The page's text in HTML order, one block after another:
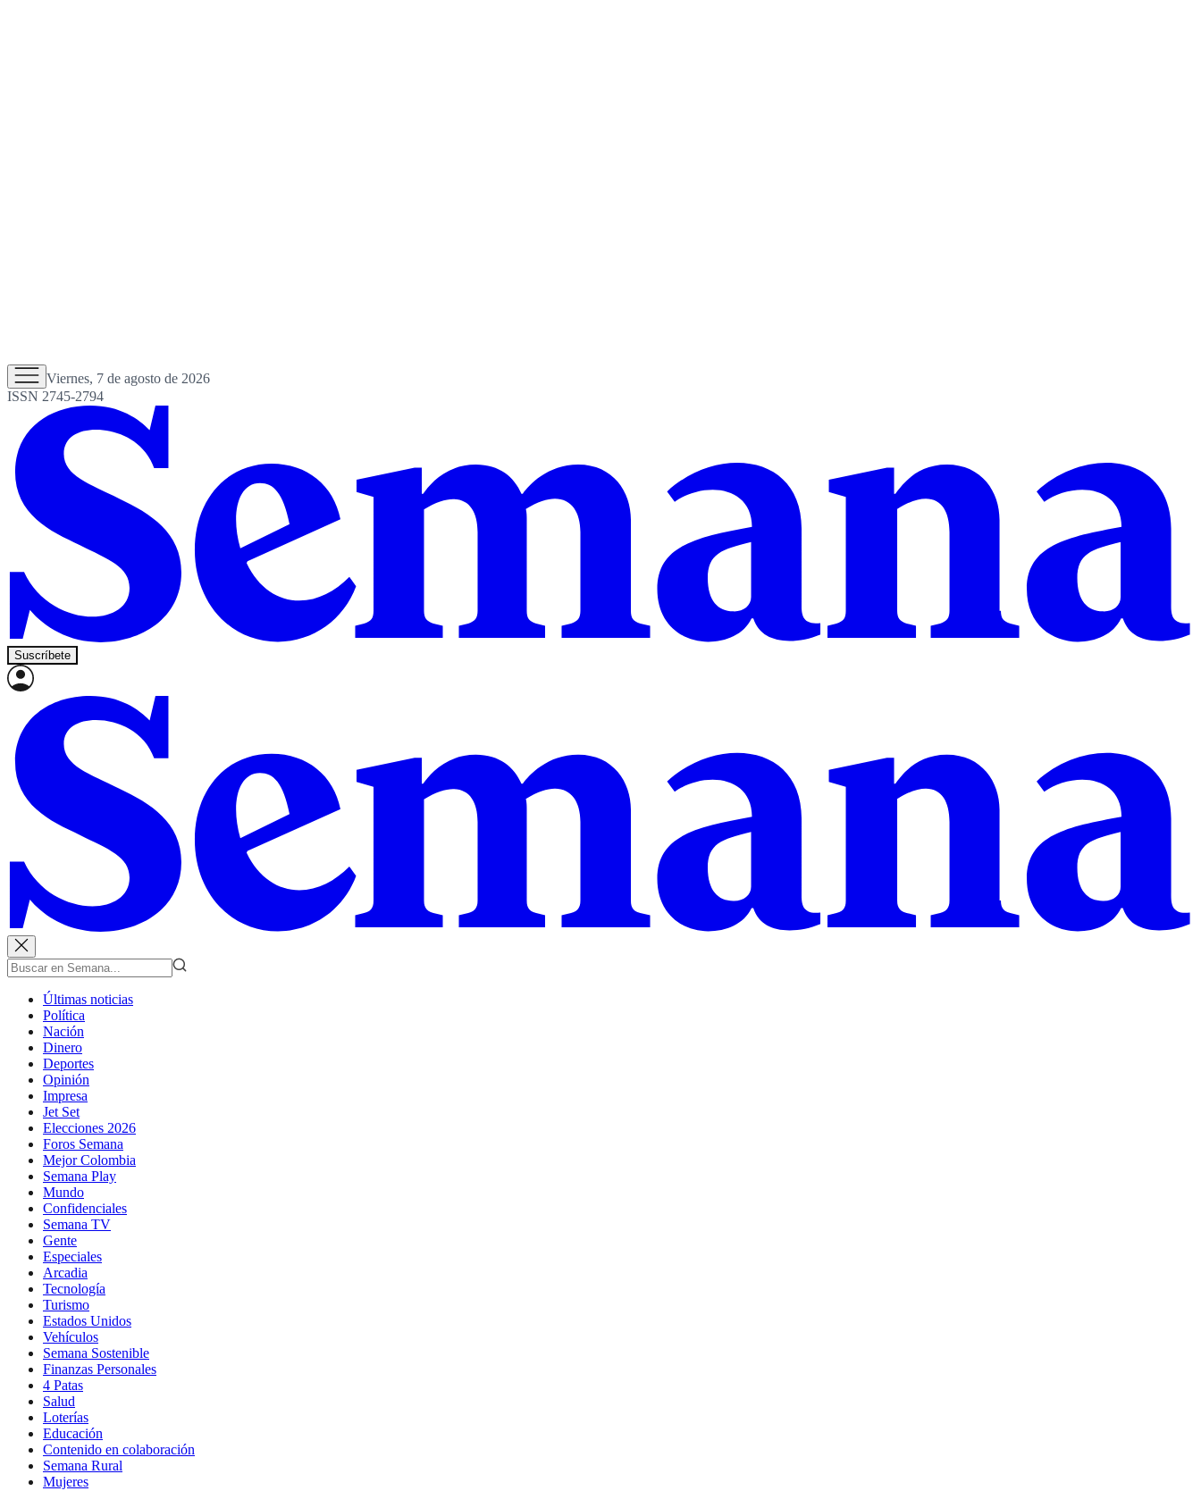
Viernes, 7 de agosto de 2026
ISSN 2745-2794
Suscríbete
Últimas noticias
Política
Nación
Dinero
Deportes
Opinión
Impresa
Jet Set
Elecciones 2026
Foros Semana
Mejor Colombia
Semana Play
Mundo
Confidenciales
Semana TV
Gente
Especiales
Arcadia
Tecnología
Turismo
Estados Unidos
Vehículos
Semana Sostenible
Finanzas Personales
4 Patas
Salud
Loterías
Educación
Contenido en colaboración
Semana Rural
Mujeres